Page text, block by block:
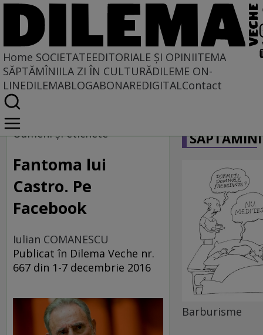
Home SOCIETATEEDITORIALE ȘI OPINIITEMA
SĂPTĂMÎNIILA ZI ÎN CULTURĂDILEME ON-
LINEDILEMABLOGABONAREDIGITALContact
Home
Societate
MASS COMEDIA
Oameni şi etichete
Fantoma lui
Castro. Pe
Facebook
Iulian COMANESCU
Publicat în Dilema Veche nr.
667 din 1-7 decembrie 2016
Barburisme